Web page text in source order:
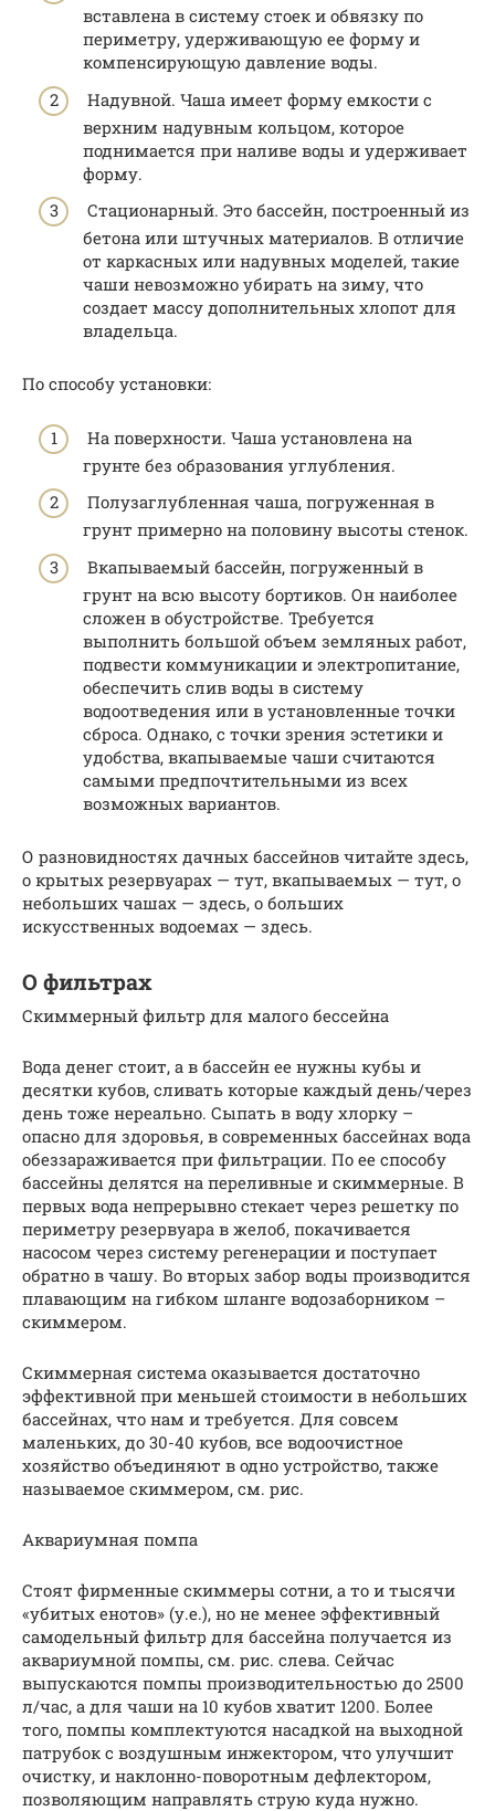
вставлена в систему стоек и обвязку по
периметру, удерживающую ее форму и
компенсирующую давление воды.
Надувной. Чаша имеет форму емкости с
верхним надувным кольцом, которое
поднимается при наливе воды и удерживает
форму.
Стационарный. Это бассейн, построенный из
бетона или штучных материалов. В отличие
от каркасных или надувных моделей, такие
чаши невозможно убирать на зиму, что
создает массу дополнительных хлопот для
владельца.
По способу установки:
На поверхности. Чаша установлена на
грунте без образования углубления.
Полузаглубленная чаша, погруженная в
грунт примерно на половину высоты стенок.
Вкапываемый бассейн, погруженный в
грунт на всю высоту бортиков. Он наиболее
сложен в обустройстве. Требуется
выполнить большой объем земляных работ,
подвести коммуникации и электропитание,
обеспечить слив воды в систему
водоотведения или в установленные точки
сброса. Однако, с точки зрения эстетики и
удобства, вкапываемые чаши считаются
самыми предпочтительными из всех
возможных вариантов.
О разновидностях дачных бассейнов читайте здесь,
о крытых резервуарах — тут, вкапываемых — тут, о
небольших чашах — здесь, о больших
искусственных водоемах — здесь.
О фильтрах
Скиммерный фильтр для малого бессейна
Вода денег стоит, а в бассейн ее нужны кубы и
десятки кубов, сливать которые каждый день/через
день тоже нереально. Сыпать в воду хлорку –
опасно для здоровья, в современных бассейнах вода
обеззараживается при фильтрации. По ее способу
бассейны делятся на переливные и скиммерные. В
первых вода непрерывно стекает через решетку по
периметру резервуара в желоб, покачивается
насосом через систему регенерации и поступает
обратно в чашу. Во вторых забор воды производится
плавающим на гибком шланге водозаборником –
скиммером.
Скиммерная система оказывается достаточно
эффективной при меньшей стоимости в небольших
бассейнах, что нам и требуется. Для совсем
маленьких, до 30-40 кубов, все водоочистное
хозяйство объединяют в одно устройство, также
называемое скиммером, см. рис.
Аквариумная помпа
Стоят фирменные скиммеры сотни, а то и тысячи
«убитых енотов» (у.е.), но не менее эффективный
самодельный фильтр для бассейна получается из
аквариумной помпы, см. рис. слева. Сейчас
выпускаются помпы производительностью до 2500
л/час, а для чаши на 10 кубов хватит 1200. Более
того, помпы комплектуются насадкой на выходной
патрубок с воздушным инжектором, что улучшит
очистку, и наклонно-поворотным дефлектором,
позволяющим направлять струю куда нужно.